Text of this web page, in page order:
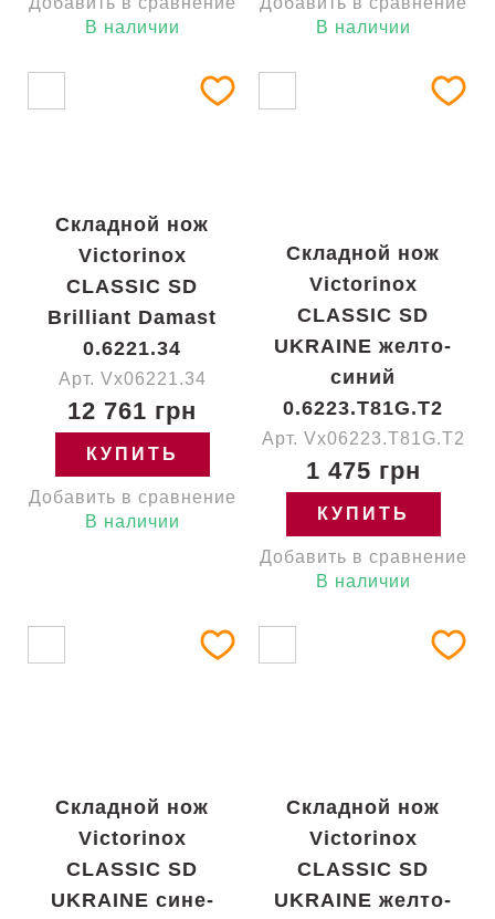
В наличии
В наличии
Складной нож
Victorinox
CLASSIC SD
Brilliant Damast
0.6221.34
Арт. Vx06221.34
12 761 грн
КУПИТЬ
Добавить в сравнение
В наличии
Складной нож
Victorinox
CLASSIC SD
UKRAINE желто-
синий
0.6223.T81G.T2
Арт. Vx06223.T81G.T2
1 475 грн
КУПИТЬ
Добавить в сравнение
В наличии
Складной нож
Victorinox
CLASSIC SD
UKRAINE сине-
Складной нож
Victorinox
CLASSIC SD
UKRAINE желто-